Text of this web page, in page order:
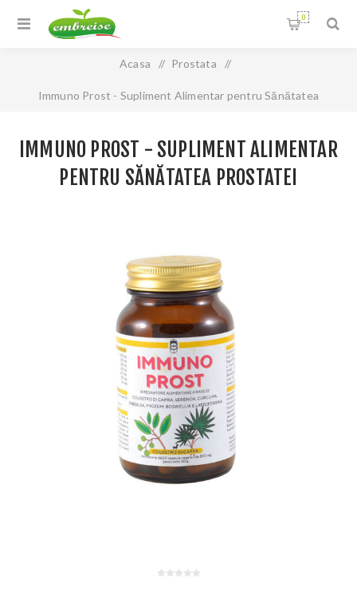
0
Acasa / Prostata /
Immuno Prost - Supliment Alimentar pentru Sănătatea
IMMUNO PROST - SUPLIMENT ALIMENTAR
PENTRU SĂNĂTATEA PROSTATEI